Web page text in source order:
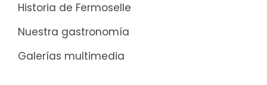
Historia de Fermoselle
Nuestra gastronomía
Galerías multimedia